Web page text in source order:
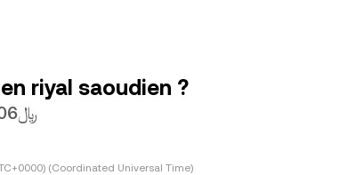
riyal saoudien ?
1 TON vaut actuellement ﷼6,4106
(Coordinated Universal Time)